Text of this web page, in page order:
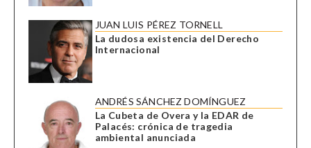
JUAN LUIS PÉREZ TORNELL
La dudosa existencia del Derecho
Internacional
ANDRÉS SÁNCHEZ DOMÍNGUEZ
La Cubeta de Overa y la EDAR de
Palacés: crónica de tragedia
ambiental anunciada